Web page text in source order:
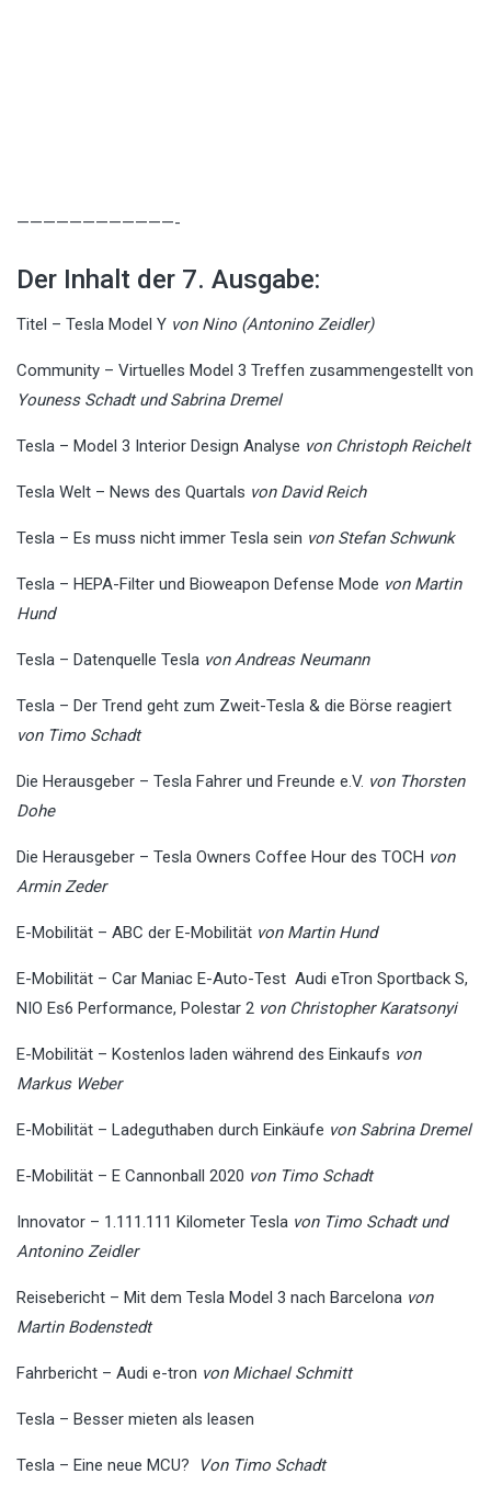
————————————-
Der Inhalt der 7. Ausgabe:
Titel – Tesla Model Y von Nino (Antonino Zeidler)
Community – Virtuelles Model 3 Treffen zusammengestellt von
Youness Schadt und Sabrina Dremel
Tesla – Model 3 Interior Design Analyse von Christoph Reichelt
Tesla Welt – News des Quartals von David Reich
Tesla – Es muss nicht immer Tesla sein von Stefan Schwunk
Tesla – HEPA-Filter und Bioweapon Defense Mode von Martin
Hund
Tesla – Datenquelle Tesla von Andreas Neumann
Tesla – Der Trend geht zum Zweit-Tesla & die Börse reagiert
von Timo Schadt
Die Herausgeber – Tesla Fahrer und Freunde e.V. von Thorsten
Dohe
Die Herausgeber – Tesla Owners Coffee Hour des TOCH von
Armin Zeder
E-Mobilität – ABC der E-Mobilität von Martin Hund
E-Mobilität – Car Maniac E-Auto-Test Audi eTron Sportback S,
NIO Es6 Performance, Polestar 2 von Christopher Karatsonyi
E-Mobilität – Kostenlos laden während des Einkaufs von
Markus Weber
E-Mobilität – Ladeguthaben durch Einkäufe von Sabrina Dremel
E-Mobilität – E Cannonball 2020 von Timo Schadt
Innovator – 1.111.111 Kilometer Tesla von Timo Schadt und
Antonino Zeidler
Reisebericht – Mit dem Tesla Model 3 nach Barcelona von
Martin Bodenstedt
Fahrbericht – Audi e-tron von Michael Schmitt
Tesla – Besser mieten als leasen
Tesla – Eine neue MCU? Von Timo Schadt